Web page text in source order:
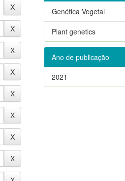
Genética Vegetal
Plant genetics
Ano de publicação
2021